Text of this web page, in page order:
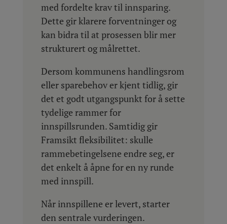
med fordelte krav til innsparing.
Dette gir klarere forventninger og
kan bidra til at prosessen blir mer
strukturert og målrettet.
Dersom kommunens handlingsrom
eller sparebehov er kjent tidlig, gir
det et godt utgangspunkt for å sette
tydelige rammer for
innspillsrunden. Samtidig gir
Framsikt fleksibilitet: skulle
rammebetingelsene endre seg, er
det enkelt å åpne for en ny runde
med innspill.
Når innspillene er levert, starter
den sentrale vurderingen.